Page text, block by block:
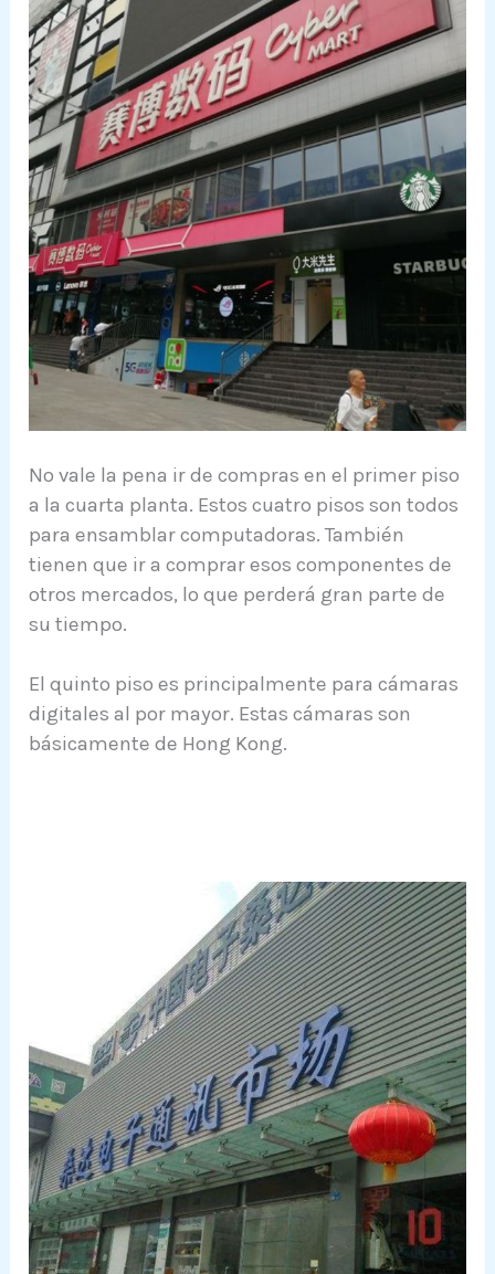
No vale la pena ir de compras en el primer piso
a la cuarta planta. Estos cuatro pisos son todos
para ensamblar computadoras. También
tienen que ir a comprar esos componentes de
otros mercados, lo que perderá gran parte de
su tiempo.
El quinto piso es principalmente para cámaras
digitales al por mayor. Estas cámaras son
básicamente de Hong Kong.